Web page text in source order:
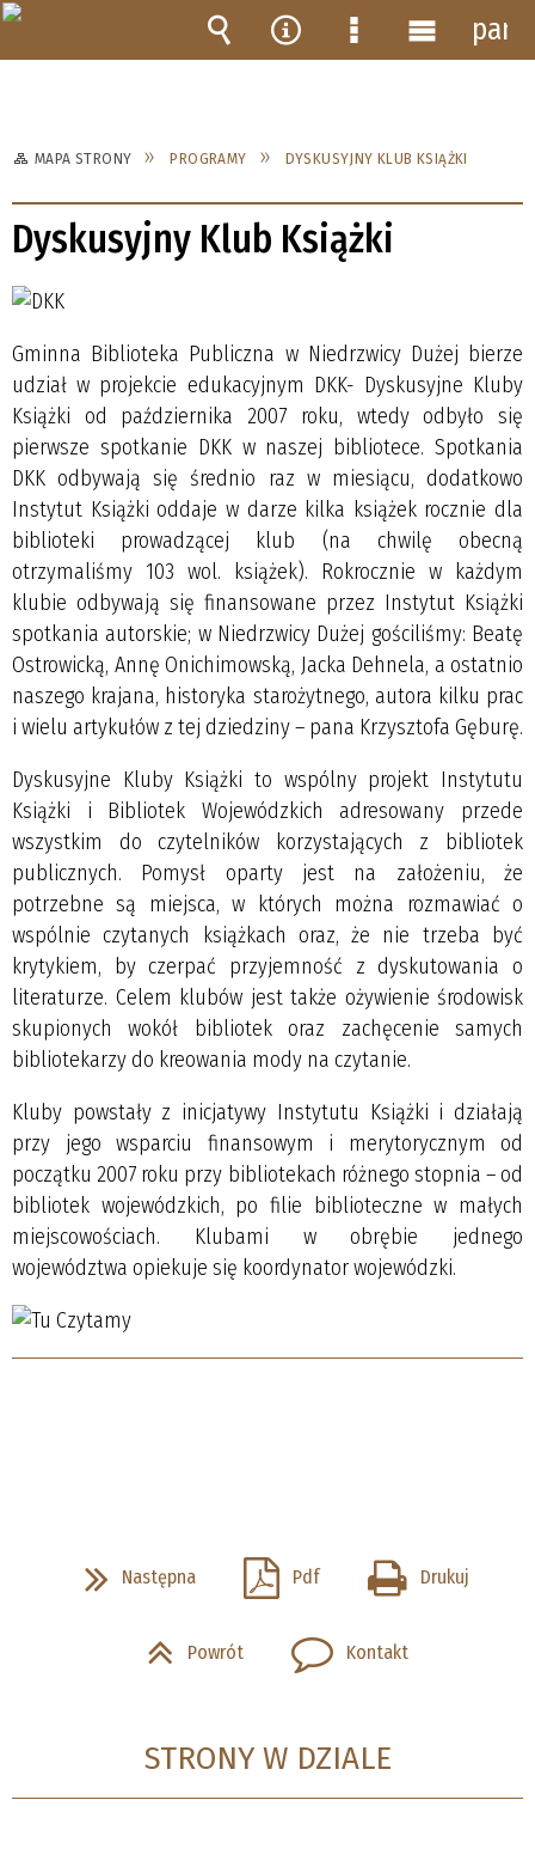
MAPA STRONY PROGRAMY DYSKUSYJNY KLUB KSIĄŻKI
Dyskusyjny Klub Książki
Gminna Biblioteka Publiczna w Niedrzwicy Dużej bierze
udział w projekcie edukacyjnym DKK- Dyskusyjne Kluby
Książki od października 2007 roku, wtedy odbyło się
pierwsze spotkanie DKK w naszej bibliotece. Spotkania
DKK odbywają się średnio raz w miesiącu, dodatkowo
Instytut Książki oddaje w darze kilka książek rocznie dla
biblioteki prowadzącej klub (na chwilę obecną
otrzymaliśmy 103 wol. książek). Rokrocznie w każdym
klubie odbywają się finansowane przez Instytut Książki
spotkania autorskie; w Niedrzwicy Dużej gościliśmy: Beatę
Ostrowicką, Annę Onichimowską, Jacka Dehnela, a ostatnio
naszego krajana, historyka starożytnego, autora kilku prac
i wielu artykułów z tej dziedziny – pana Krzysztofa Gęburę.
Dyskusyjne Kluby Książki to wspólny projekt Instytutu
Książki i Bibliotek Wojewódzkich adresowany przede
wszystkim do czytelników korzystających z bibliotek
publicznych. Pomysł oparty jest na założeniu, że
potrzebne są miejsca, w których można rozmawiać o
wspólnie czytanych książkach oraz, że nie trzeba być
krytykiem, by czerpać przyjemność z dyskutowania o
literaturze. Celem klubów jest także ożywienie środowisk
skupionych wokół bibliotek oraz zachęcenie samych
bibliotekarzy do kreowania mody na czytanie.
Kluby powstały z inicjatywy Instytutu Książki i działają
przy jego wsparciu finansowym i merytorycznym od
początku 2007 roku przy bibliotekach różnego stopnia – od
bibliotek wojewódzkich, po filie biblioteczne w małych
miejscowościach. Klubami w obrębie jednego
województwa opiekuje się koordynator wojewódzki.
Następna Pdf Drukuj
Powrót Kontakt
STRONY W DZIALE
Wyszukiwarka
Narzędzia
MenuMenu